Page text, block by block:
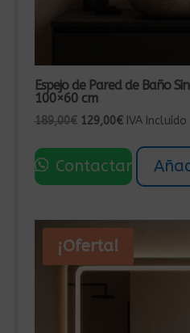
Espejo de Pared de Baño
100×60 cm
189,00€ El
original
era:
129,00€El
actual
es:
IVA Incluído
Contactar
¡Oferta!